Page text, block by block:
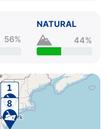
56%
NATURAL
44%